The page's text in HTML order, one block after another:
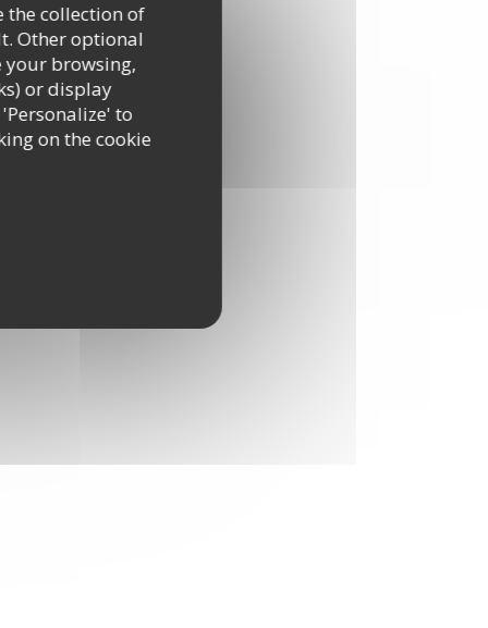
the collection of
Other optional
your browsing,
or display
to
on the cookie